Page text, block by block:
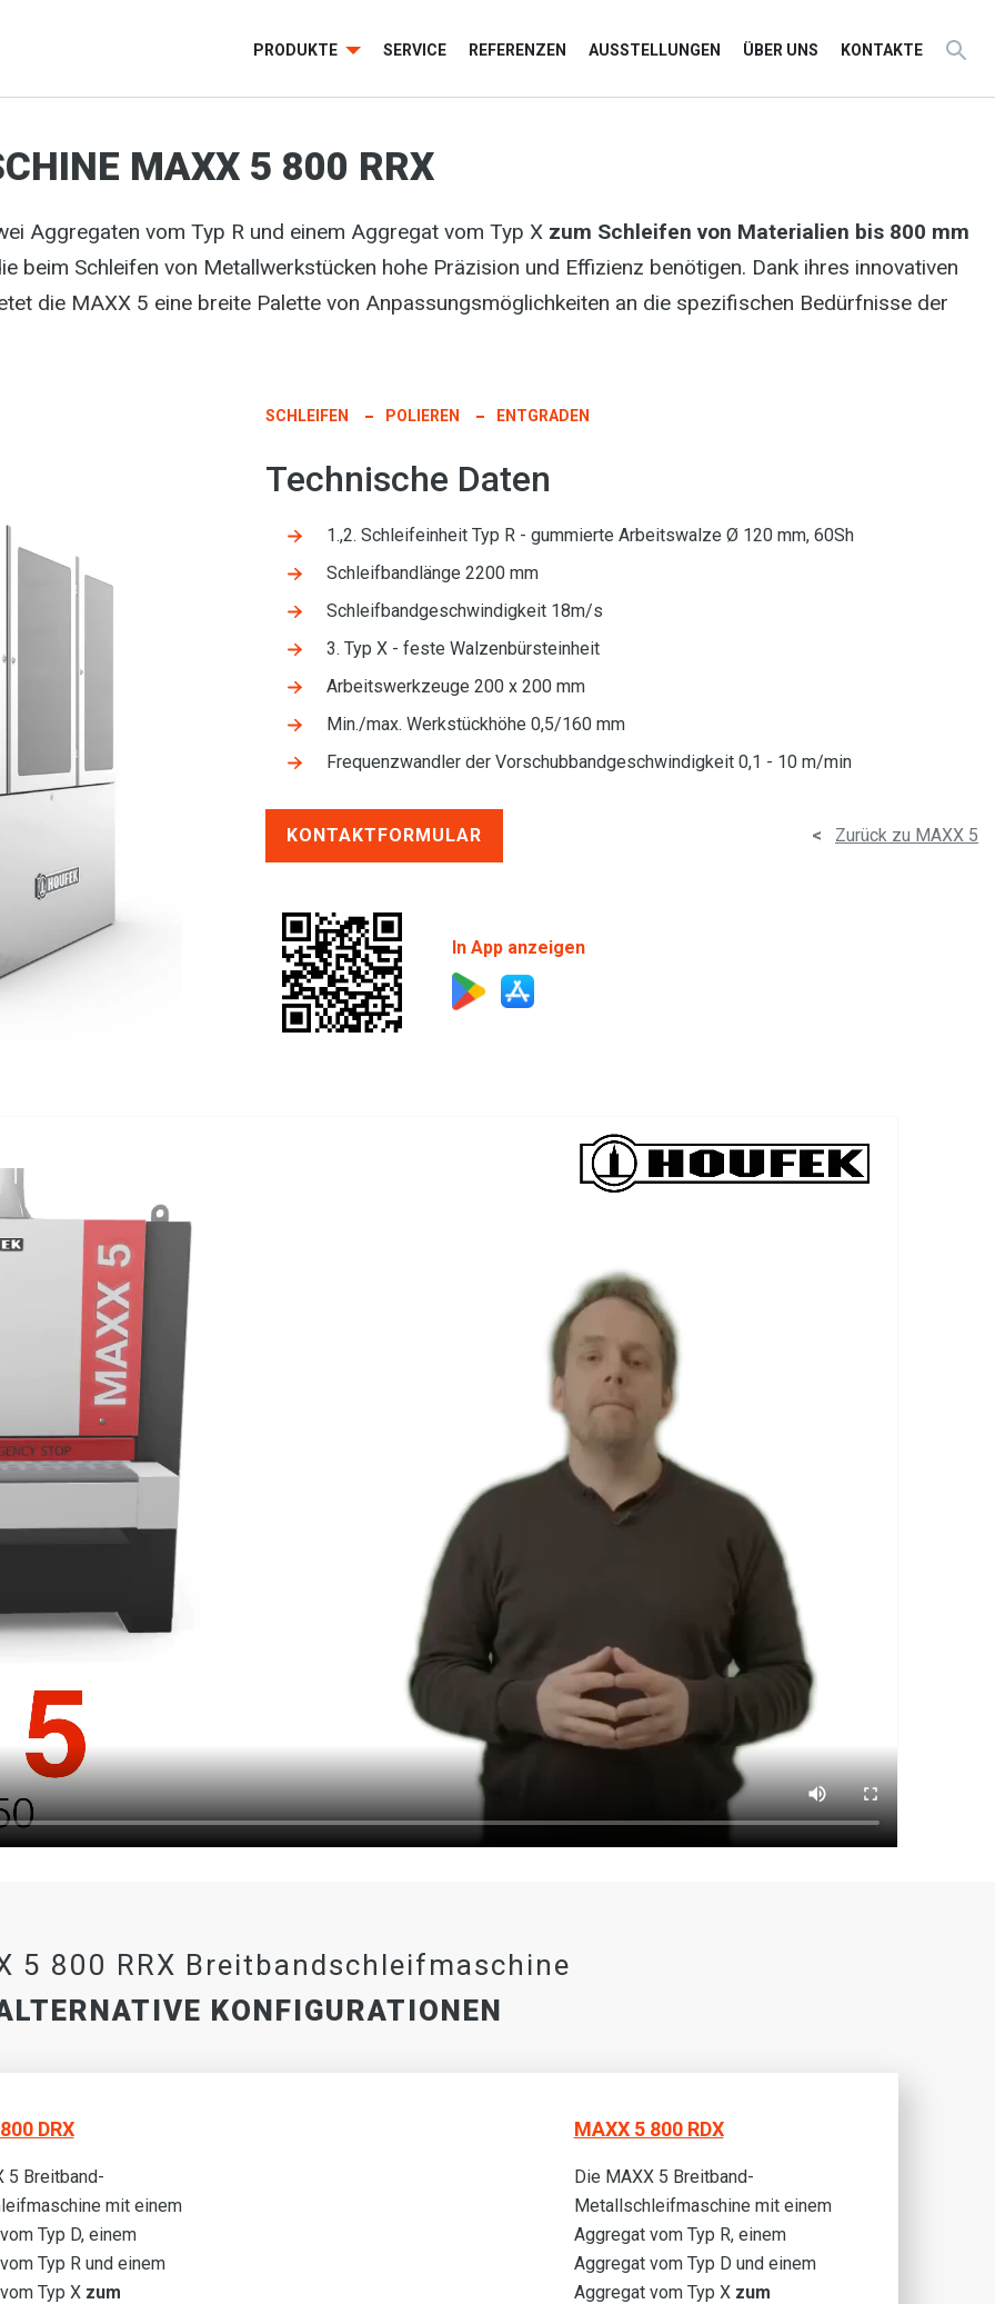
PRODUKTE SERVICE REFERENZEN AUSSTELLUNGEN ÜBER UNS KONTAKTE
MAXX 5 800 RRX
Aggregaten vom Typ R und einem Aggregat vom Typ X zum Schleifen von Materialien bis 800 mm
beim Schleifen von Metallwerkstücken hohe Präzision und Effizienz benötigen. Dank ihres innovativen
die MAXX 5 eine breite Palette von Anpassungsmöglichkeiten an die spezifischen Bedürfnisse der
SCHLEIFEN POLIEREN ENTGRADEN
Technische Daten
1.,2. Schleifeinheit Typ R - gummierte Arbeitswalze Ø 120 mm, 60Sh
Schleifbandlänge 2200 mm
Schleifbandgeschwindigkeit 18m/s
3. Typ X - feste Walzenbürsteinheit
Arbeitswerkzeuge 200 x 200 mm
Min./max. Werkstückhöhe 0,5/160 mm
Frequenzwandler der Vorschubbandgeschwindigkeit 0,1 - 10 m/min
KONTAKTFORMULAR < Zurück zu MAXX 5
In App anzeigen
5 800 RRX Breitbandschleifmaschine
KONFIGURATIONEN
DRX
5 Breitband-
mit einem
Typ D, einem
Typ R und einem
Typ X zum
MAXX 5 800 RDX
Die MAXX 5 Breitband-
Metallschleifmaschine mit einem
Aggregat vom Typ R, einem
Aggregat vom Typ D und einem
Aggregat vom Typ X zum